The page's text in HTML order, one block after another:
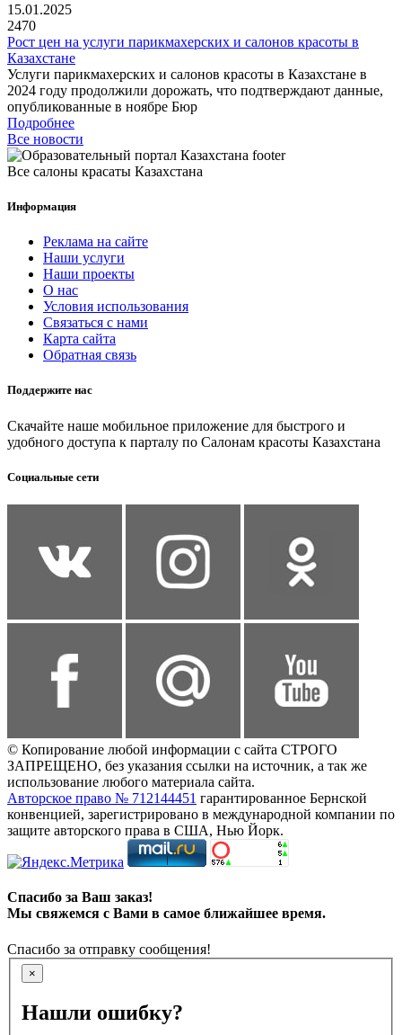
15.01.2025
2470
Рост цен на услуги парикмахерских и салонов красоты в
Казахстане
Услуги парикмахерских и салонов красоты в Казахстане в
2024 году продолжили дорожать, что подтверждают данные,
опубликованные в ноябре Бюр
Подробнее
Все новости
Все салоны красаты Казахстана
Информация
Реклама на сайте
Наши услуги
Наши проекты
О нас
Условия использования
Связаться с нами
Карта сайта
Обратная связь
Поддержите нас
Скачайте наше мобильное приложение для быстрого и
удобного доступа к парталу по Салонам красоты Казахстана
Социальные сети
© Копирование любой информации с сайта СТРОГО
ЗАПРЕЩЕНО, без указания ссылки на источник, а так же
использование любого материала сайта.
Авторское право № 712144451 гарантированное Бернской
конвенцией, зарегистрировано в международной компании по
защите авторского права в США, Нью Йорк.
Спасибо за Ваш заказ!
Мы свяжемся с Вами в самое ближайшее время.
Спасибо за отправку сообщения!
×
Нашли ошибку?